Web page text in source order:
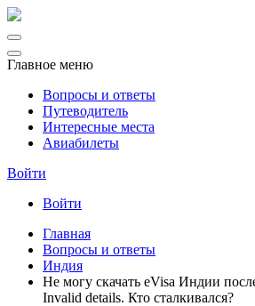
Главное меню
Вопросы и ответы
Путеводитель
Интересные места
Авиабилеты
Войти
Войти
Главная
Вопросы и ответы
Индия
Не могу скачать eVisa Индии
Invalid details. Кто сталкивался?